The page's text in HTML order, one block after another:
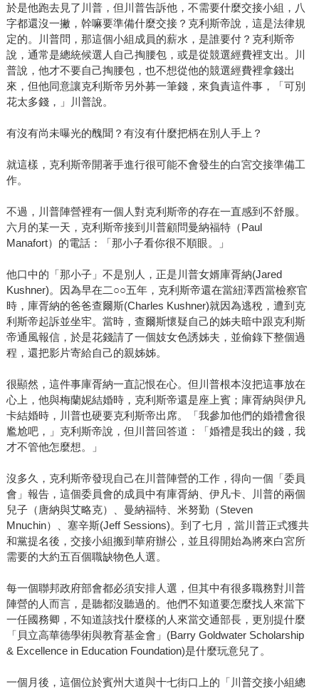
於是他跑去見了川普，但川普告訴他，不需要什麼交接小組，八
字都還沒一撇，幹嘛要準備什麼交接？克利斯帝說，這是法律規
定的。川普問，那這個小組成員的薪水，是誰要付？克利斯帝
說，通常是總統候選人自己掏腰包，或是從競選經費裡支出。川
普說，他才不要自己掏腰包，也不想從他的競選經費裡拿錢出
來，但他同意讓克利斯帝另外募一筆錢，來負責這件事，「可別
花太多錢，」川普說。
有沒有尚未曝光的醜聞？有沒有什麼把柄在別人手上？
就這樣，克利斯帝開著手進行很可能不會發生的白宮交接準備工
作。
不過，川普陣營裡有一個人對克利斯帝的存在一直感到不舒服。
六月的某一天，克利斯帝接到川普顧問曼納福特（Paul
Manafort）的電話：「那小子看你很不順眼。」
他口中的「那小子」不是別人，正是川普女婿庫胥納(Jared
Kushner)。因為早在二○○五年，克利斯帝還在當紐澤西當檢察官
時，庫胥納的爸爸查爾斯(Charles Kushner)就因為逃稅，遭到克
利斯帝起訴並坐牢。當時，查爾斯懷疑自己的姊夫暗中跟克利斯
帝通風報信，於是花錢請了一個妓女色誘姊夫，並偷錄下整個過
程，還把影片寄給自己的親姊姊。
很顯然，這件事庫胥納一直記恨在心。但川普根本沒把這事放在
心上，他與梅蘭妮結婚時，克利斯帝還是座上賓；庫胥納與伊凡
卡結婚時，川普也硬要克利斯帝出席。「我參加他們的婚禮會很
尷尬吧，」克利斯帝說，但川普回答道：「婚禮是我出的錢，我
才不管他怎麼想。」
沒多久，克利斯帝發現自己在川普陣營的工作，得向一個「委員
會」報告，這個委員會的成員中有庫胥納、伊凡卡、川普的兩個
兒子（唐納與艾略克）、曼納福特、米努勤（Steven
Mnuchin）、塞辛斯(Jeff Sessions)。到了七月，當川普正式獲共
和黨提名後，交接小組搬到華府辦公，並且得開始為將來白宮所
需要的大約五百個職缺物色人選。
每一個聯邦政府部會都必須安排人選，但其中有很多職務對川普
陣營的人而言，是聽都沒聽過的。他們不知道要怎麼找人來當下
一任國務卿，不知道該找什麼樣的人來當交通部長，更別提什麼
「貝立高華德學術與教育基金會」(Barry Goldwater Scholarship
& Excellence in Education Foundation)是什麼玩意兒了。
一個月後，這個位於賓州大道與十七街口上的「川普交接小組總